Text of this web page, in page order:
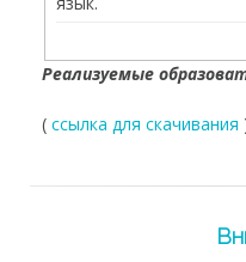
Реализуемые
( ссылка для скачивания